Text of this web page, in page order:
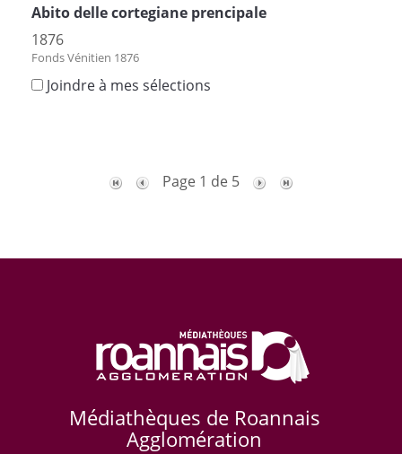
Abito delle cortegiane prencipale
1876
Fonds Vénitien 1876
Joindre à mes sélections
Page 1 de 5
Médiathèques de Roannais
Agglomération